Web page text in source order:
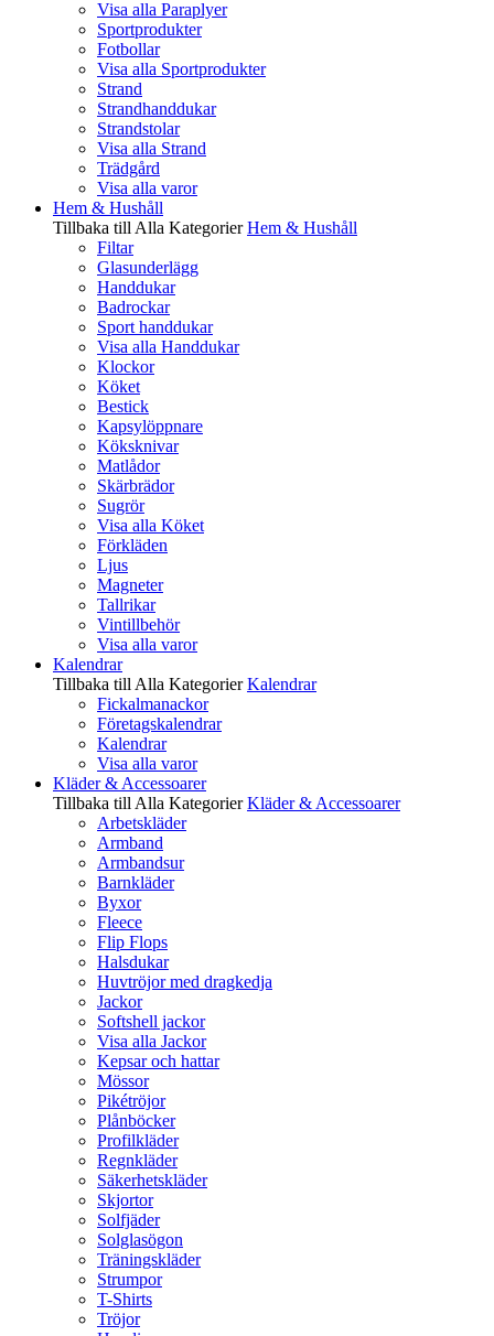
Visa alla Paraplyer
Sportprodukter
Fotbollar
Visa alla Sportprodukter
Strand
Strandhanddukar
Strandstolar
Visa alla Strand
Trädgård
Visa alla varor
Hem & Hushåll
Tillbaka till Alla Kategorier Hem & Hushåll
Filtar
Glasunderlägg
Handdukar
Badrockar
Sport handdukar
Visa alla Handdukar
Klockor
Köket
Bestick
Kapsylöppnare
Köksknivar
Matlådor
Skärbrädor
Sugrör
Visa alla Köket
Förkläden
Ljus
Magneter
Tallrikar
Vintillbehör
Visa alla varor
Kalendrar
Tillbaka till Alla Kategorier Kalendrar
Fickalmanackor
Företagskalendrar
Kalendrar
Visa alla varor
Kläder & Accessoarer
Tillbaka till Alla Kategorier Kläder & Accessoarer
Arbetskläder
Armband
Armbandsur
Barnkläder
Byxor
Fleece
Flip Flops
Halsdukar
Huvtröjor med dragkedja
Jackor
Softshell jackor
Visa alla Jackor
Kepsar och hattar
Mössor
Pikétröjor
Plånböcker
Profilkläder
Regnkläder
Säkerhetskläder
Skjortor
Solfjäder
Solglasögon
Träningskläder
Strumpor
T-Shirts
Tröjor